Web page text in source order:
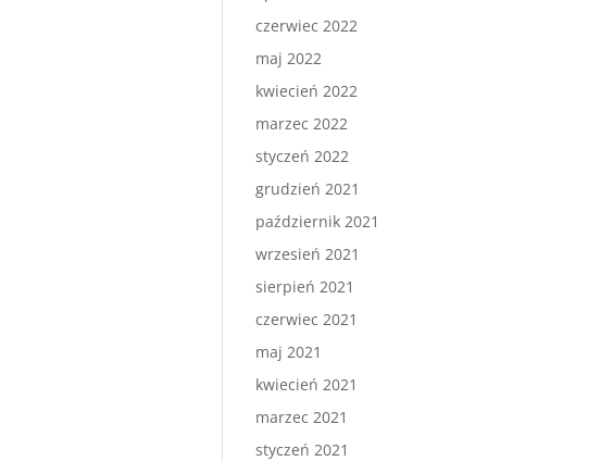
czerwiec 2022
maj 2022
kwiecień 2022
marzec 2022
styczeń 2022
grudzień 2021
październik 2021
wrzesień 2021
sierpień 2021
czerwiec 2021
maj 2021
kwiecień 2021
marzec 2021
styczeń 2021